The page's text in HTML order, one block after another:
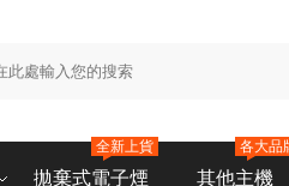
拋棄式電子煙
全新上貨
其他主機
各大品